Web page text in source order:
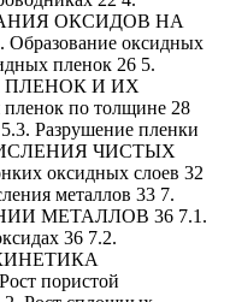
ОКСИДОВ НА
оксидных
пленок 26 5.
И ИХ
по толщине 28
Разрушение пленки
ЧИСТЫХ
оксидных слоев 32
металлов 33 7.
МЕТАЛЛОВ 36 7.1.
36 7.2.
КИНЕТИКА
пористой